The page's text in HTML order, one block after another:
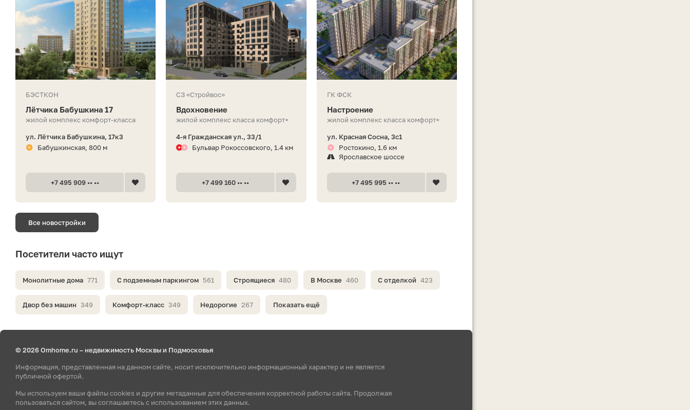
БЭСТКОН
Лётчика Бабушкина 17
жилой комплекс комфорт-класса
ул. Лётчика Бабушкина, 17к3
Бабушкинская, 800 м
+7 495 909 •• ••
СЗ «Стройвос»
Вдохновение
жилой комплекс класса комфорт+
4-я Гражданская ул., 33/1
Бульвар Рокоссовского, 1.4 км
+7 499 160 •• ••
ГК ФСК
Настроение
жилой комплекс класса комфорт+
ул. Красная Сосна, 3с1
Ростокино, 1.6 км
Ярославское шоссе
+7 495 995 •• ••
Все новостройки
Посетители часто ищут
Монолитные дома 771 С подземным паркингом 561 Строящиеся 480 В Москве 460 С отделкой 423
Двор без машин 349 Комфорт-класс 349 Недорогие 267 Показать ещё
© 2026 Omhome.ru – недвижимость Москвы и Подмосковья
Информация, представленная на данном сайте, носит исключительно информационный характер и не является
публичной офертой.
Мы используем ваши файлы cookies и другие метаданные для обеспечения корректной работы сайта. Продолжая
пользоваться сайтом, вы соглашаетесь с использованием этих данных.